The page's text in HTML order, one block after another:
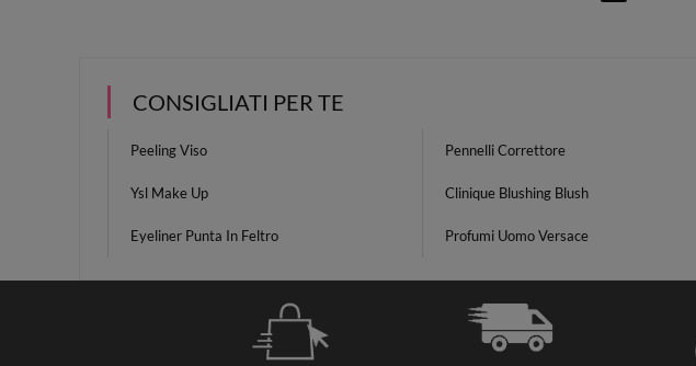
CONSIGLIATI PER TE
Peeling Viso Pennelli Correttore
Ysl Make Up Clinique Blushing Blush
Eyeliner Punta In Feltro Profumi Uomo Versace